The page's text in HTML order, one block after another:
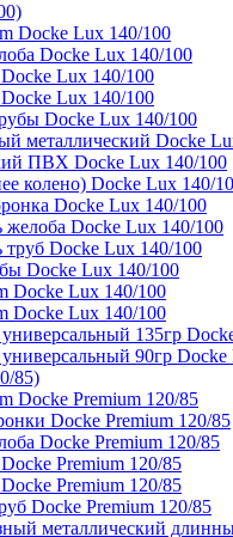
Docke Lux 140/100
Docke Lux 140/100
Lux 140/100
Lux 140/100
Docke Lux 140/100
металлический Docke
ПВХ Docke Lux 140/100
колено) Docke Lux 140/
Docke Lux 140/100
желоба Docke Lux 140/100
труб Docke Lux 140/100
Docke Lux 140/100
Docke Lux 140/100
Docke Lux 140/100
135гр
90гр
85)
Docke Premium 120/85
Docke Premium 120/85
Docke Premium 120/85
Premium 120/85
Premium 120/85
Docke Premium 120/85
металлический